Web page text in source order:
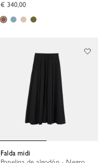
€ 340,00
Falda midi